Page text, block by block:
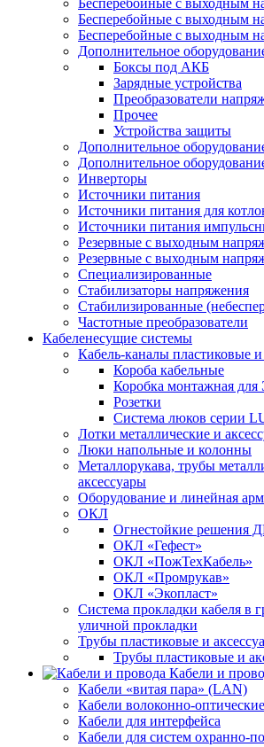
Бесперебойные с выходным
Бесперебойные с выходным
Бесперебойные с выходным
Дополнительное
Боксы под АКБ
Зарядные устройства
Преобразователи
Прочее
Устройства защиты
Дополнительное
Дополнительное
Инверторы
Источники питания
Источники питания для
Источники питания
Резервные с выходным
Резервные с выходным
Специализированные
Стабилизаторы напряжения
Стабилизированные
Частотные преобразователи
Кабеленесущие системы
Кабель-каналы пластиковые и
Короба кабельные
Коробка монтажная
Розетки
Система люков серии
Лотки металлические и
Люки напольные и колонны
Металлорукава, трубы
аксессуары
Оборудование и линейная
ОКЛ
Огнестойкие решения
ОКЛ «Гефест»
ОКЛ «ПожТехКабель»
ОКЛ «Промрукав»
ОКЛ «Экопласт»
Система прокладки кабеля в
уличной прокладки
Трубы пластиковые и
Трубы пластиковые и
Кабели и
Кабели «витая пара» (LAN)
Кабели волоконно-оптические
Кабели для интерфейса
Кабели для систем охранно-